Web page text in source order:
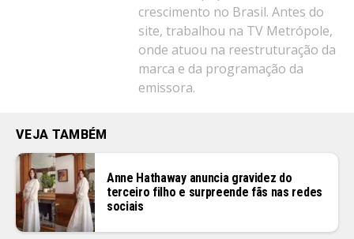
crescimento no Brasil. Antes do
site, trabalhou na TV Metrópole,
onde atuou na reestruturação da
marca e da programação da
emissora.
VEJA TAMBÉM
Anne Hathaway anuncia gravidez do
terceiro filho e surpreende fãs nas redes
sociais